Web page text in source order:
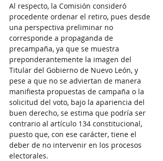
Al respecto, la Comisión consideró
procedente ordenar el retiro, pues desde
una perspectiva preliminar no
corresponde a propaganda de
precampaña, ya que se muestra
preponderantemente la imagen del
Titular del Gobierno de Nuevo León, y
pese a que no se adviertan de manera
manifiesta propuestas de campaña o la
solicitud del voto, bajo la apariencia del
buen derecho, se estima que podría ser
contrario al artículo 134 constitucional,
puesto que, con ese carácter, tiene el
deber de no intervenir en los procesos
electorales.